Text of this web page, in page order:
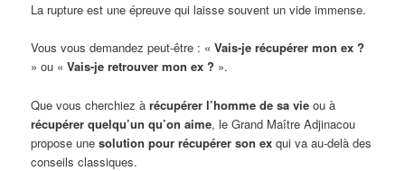
La rupture est une épreuve qui laisse souvent un vide immense.
Vous vous demandez peut-être : «Vais-je récupérer mon ex ?
» ou «Vais-je retrouver mon ex ? ».
Que vous cherchiez àrécupérer l’homme de sa vie ou à
récupérer quelqu’un qu’on aime, le Grand Maître Adjinacou
propose unesolution pour récupérer son ex qui va au-delà des
conseils classiques.